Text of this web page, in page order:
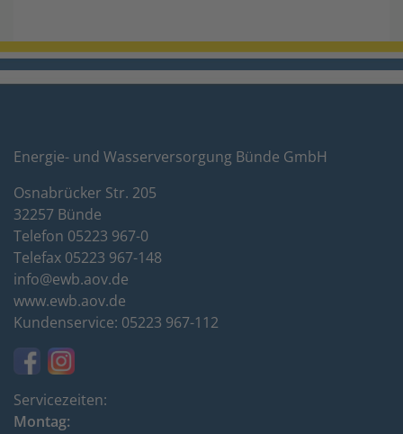
Energie- und Wasserversorgung Bünde GmbH
Osnabrücker Str. 205
32257 Bünde
Telefon 05223 967-0
Telefax 05223 967-148
info@ewb.aov.de
www.ewb.aov.de
Kundenservice: 05223 967-112
Servicezeiten:
Montag: